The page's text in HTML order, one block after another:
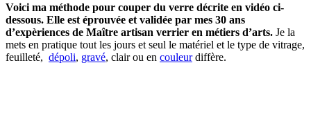
Voici ma méthode pour couper du verre décrite en vidéo ci-
dessous. Elle est éprouvée et validée par mes 30 ans
d’expèriences de Maître artisan verrier en métiers d’arts. Je la
mets en pratique tout les jours et seul le matériel et le type de vitrage,
feuilleté, dépoli, gravé, clair ou en couleurdiffère.